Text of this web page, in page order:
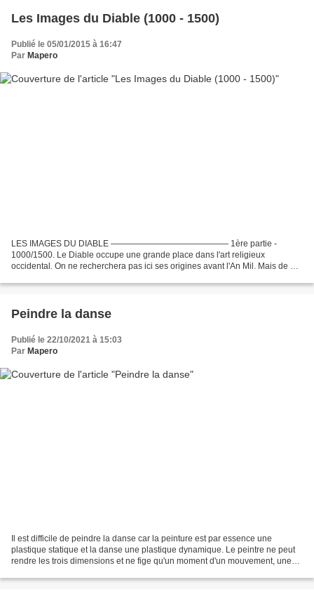
Les Images du Diable (1000 - 1500)
Publié le 05/01/2015 à 16:47
Par Mapero
LES IMAGES DU DIABLE —————————————— 1ère partie -
1000/1500. Le Diable occupe une grande place dans l'art religieux
occidental. On ne recherchera pas ici ses origines avant l'An Mil. Mais de qui
Peindre la danse
Publié le 22/10/2021 à 15:03
Par Mapero
Il est difficile de peindre la danse car la peinture est par essence une
plastique statique et la danse une plastique dynamique. Le peintre ne peut
rendre les trois dimensions et ne fige qu'un moment d'un mouvement, une